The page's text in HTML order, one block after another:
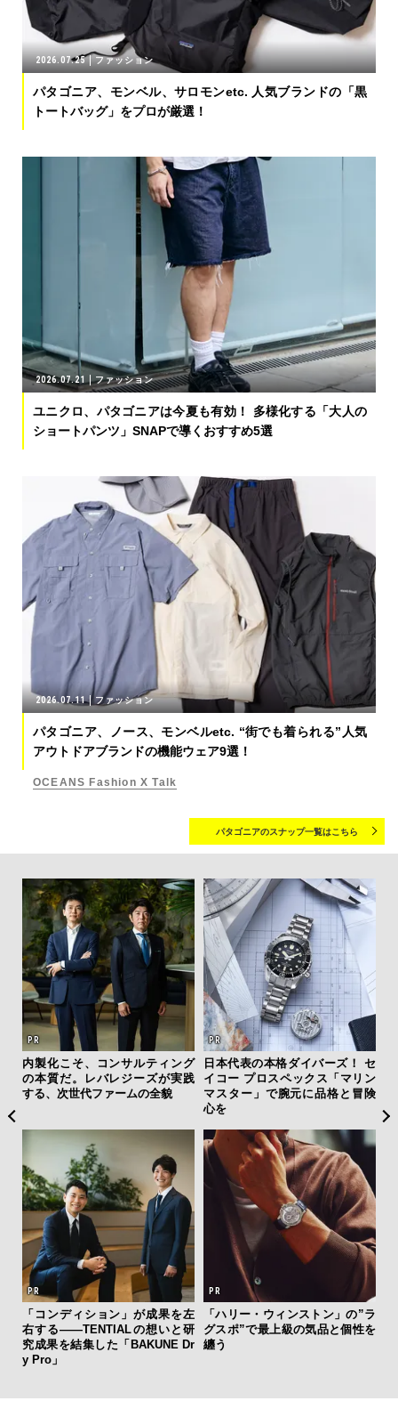
2026.07.25 ファッション
パタゴニア、モンベル、サロモンetc. 人気ブランドの「黒
トートバッグ」をプロが厳選！
2026.07.21 ファッション
ユニクロ、パタゴニアは今夏も有効！ 多様化する「大人の
ショートパンツ」SNAPで導くおすすめ5選
2026.07.11 ファッション
パタゴニア、ノース、モンベルetc. “街でも着られる”人気
アウトドアブランドの機能ウェア9選！
OCEANS Fashion X Talk
パタゴニアのスナップ一覧はこちら
内製化こそ、コンサルティング
の本質だ。レバレジーズが実践
する、次世代ファームの全貌
日本代表の本格ダイバーズ！ セ
イコー プロスペックス「マリン
マスター」で腕元に品格と冒険
心を
「コンディション」が成果を左
右する——TENTIALの想いと研
究成果を結集した「BAKUNE Dr
y Pro」
「ハリー・ウィンストン」の”ラ
グスポ”で最上級の気品と個性を
纏う